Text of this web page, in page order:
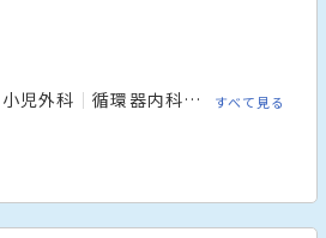
小児外科 循環器内科 心臓血管外科
すべて見る